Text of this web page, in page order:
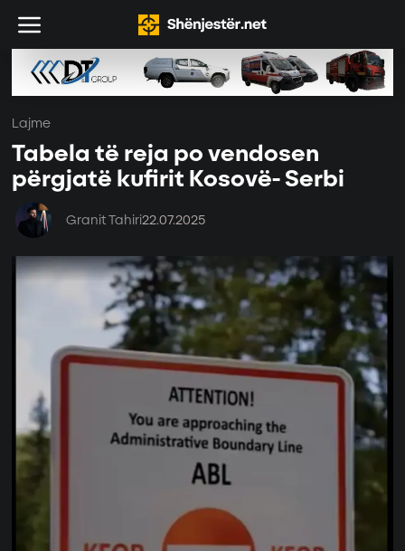
Lajme
Tabela të reja po vendosen
përgjatë kufirit Kosovë- Serbi
Granit Tahiri22.07.2025